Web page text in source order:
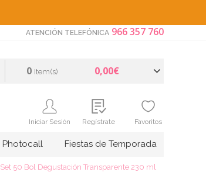
ATENCIÓN TELEFÓNICA 966 357 760
0 Item(s) 0,00€
Iniciar Sesión Regístrate Favoritos
Photocall Fiestas de Temporada
Set 50 Bol Degustación Transparente 230 ml